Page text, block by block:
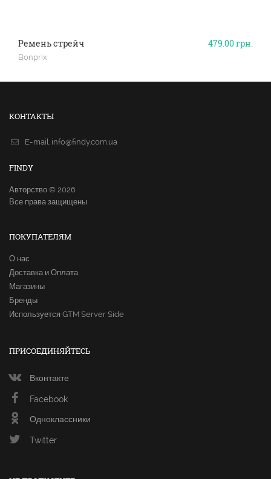
479.00грн.
Ремень стрейч
Bonprix
КОНТАКТЫ
E-mail. info@findy.com.ua
FINDY
Авторство © 2026
Все права защищены.
ПОКУПАТЕЛЯМ
О нас
Доставка и Оплата
Магазины
Бренды
Используется GTM Server Side
ПРИСОЕДИНЯЙТЕСЬ
Вконтакте
Facebook
Одноклассники
Twitter